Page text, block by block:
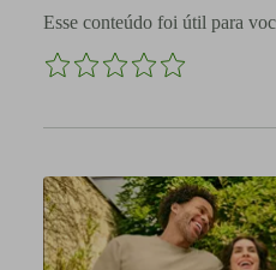
Esse conteúdo foi útil para